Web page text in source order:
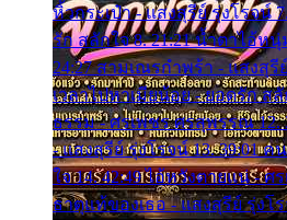
หิ้วกระเป๋า - แสงสุรีย์ รุ่งโรจน์
รัก สลักใจ 8. 21:21 น้ำตาไอ้ห
24:27 สามเณรกำพร้า - แสงสุรี
เวลาไปหาเมียน้อย - ยอดรัก สลั
ธรรม - ศรเพชร ศรสุพรรณ 12.
- แสงสุรีย์ รุ่งโรจน์ 13. 39:01
ใจ 14. 42:49 ไอ้หวังตายแน่ - ศ
ธาตุแท้ของเธอ - แสงสุรีย์ รุ่งโ